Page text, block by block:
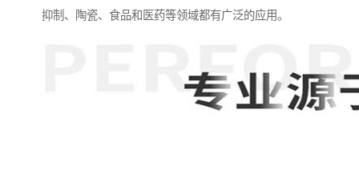
抑制、陶瓷、食品和医药等领域都有广泛的应用。